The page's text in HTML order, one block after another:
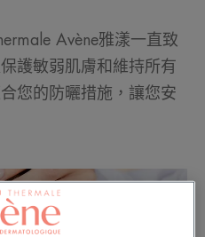
Avène雅漾一直致
護敏弱肌膚和維持所有
您的防曬措施，讓您安